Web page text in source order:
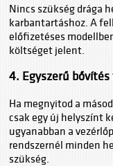
Nincs szükség drága
karbantartáshoz. A
előfizetéses
költséget jelent.
4. Egyszerű
Ha megnyitod a
csak egy új helyszínt
ugyanabban a
rendszernél minden
szükség.